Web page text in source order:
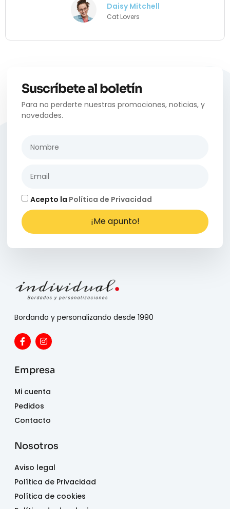
Daisy Mitchell
Cat Lovers
Suscríbete al boletín
Para no perderte nuestras promociones, noticias, y
novedades.
Acepto la Política de Privacidad
¡Me apunto!
Bordando y personalizando desde 1990
Empresa
Mi cuenta
Pedidos
Contacto
Nosotros
Aviso legal
Política de Privacidad
Política de cookies